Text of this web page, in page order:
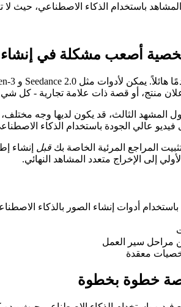
باستخدام الذكاء الاصطناعي، حيث
أصعب مشكلة في إنشاء
منتج، أو قصة ذات علامة تجارية - كل
المشهد الثالث، قد يكون لديها وجه
فيديو عالي الجودة باستخدام الذكاء
المراجع المرئية الخاصة بك قبل إنشاء
إلى الإخراج متعدد المشاهد النهائي.
أدوات إنشاء الصور بالذكاء
مراحل سير العمل
معقدة
خطوة بخطوة